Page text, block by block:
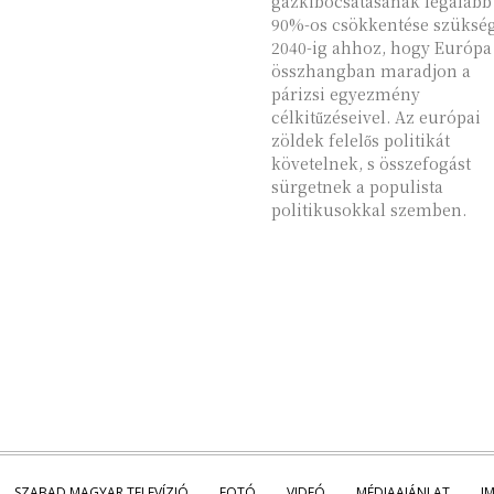
90%-os csökkentése
2040-ig ahhoz, hogy Európa
összhangban maradjon a
párizsi egyezmény
célkitűzéseivel. Az európai
zöldek felelős politikát
követelnek, s összefogást
sürgetnek a populista
politikusokkal szemben.